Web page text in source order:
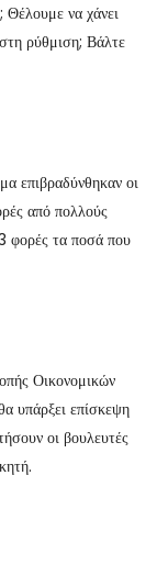
Θέλουμε να χάνει
ρύθμιση; Βάλτε
επιβραδύνθηκαν οι
από πολλούς
φορές τα ποσά που
Οικονομικών
υπάρξει επίσκεψη
οι βουλευτές